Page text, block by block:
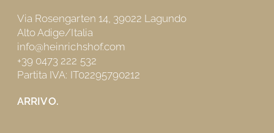
Via Rosengarten 14, 39022 Lagundo
Alto Adige/Italia
info@heinrichshof.com
+39 0473 222 532
Partita IVA: IT02295790212
ARRIVO.